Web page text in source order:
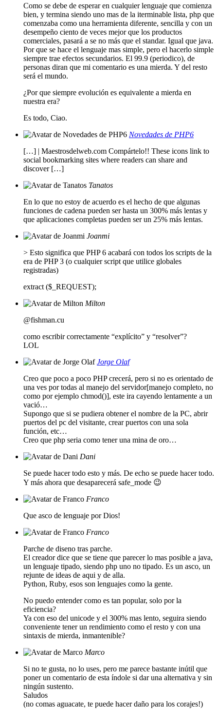
Como se debe de esperar en cualquier lenguaje que comienza
bien, y termina siendo uno mas de la iterminable lista, php que
comenzaba como una herramienta diferente, sencilla y con un
desempeño ciento de veces mejor que los productos
comerciales, pasará a se no más que el standar. Igual que java.
Por que se hace el lenguaje mas simple, pero el hacerlo simple
siempre trae efectos secundarios. El 99.9 (periodico), de
personas diran que mi comentario es una mierda. Y del resto
será el mundo.
¿Por que siempre evolución es equivalente a mierda en
nuestra era?
Es todo, Ciao.
Novedades de PHP6
[…] | Maestrosdelweb.com Compártelo!! These icons link to
social bookmarking sites where readers can share and
discover […]
Tanatos
En lo que no estoy de acuerdo es el hecho de que algunas
funciones de cadena pueden ser hasta un 300% más lentas y
que aplicaciones completas pueden ser un 25% más lentas.
Joanmi
> Esto significa que PHP 6 acabará con todos los scripts de la
era de PHP 3 (o cualquier script que utilice globales
registradas)
extract ($_REQUEST);
Milton
@fishman.cu
como escribir correctamente “explícito” y “resolver”?
LOL
Jorge Olaf
Creo que poco a poco PHP crecerá, pero si no es orientado de
una ves por todas al manejo del servidor[manejo completo, no
como por ejemplo chmod()], este ira cayendo lentamente a un
vació…
Supongo que si se pudiera obtener el nombre de la PC, abrir
puertos del pc del visitante, crear puertos con una sola
función, etc…
Creo que php seria como tener una mina de oro…
Dani
Se puede hacer todo esto y más. De echo se puede hacer todo.
Y más ahora que desaparecerá safe_mode 😉
Franco
Que asco de lenguaje por Dios!
Franco
Parche de diseno tras parche.
El creador dice que se tiene que parecer lo mas posible a java,
un lenguaje tipado, siendo php uno no tipado. Es un asco, un
rejunte de ideas de aqui y de alla.
Python, Ruby, esos son lenguajes como la gente.
No puedo entender como es tan popular, solo por la
eficiencia?
Ya con eso del unicode y el 300% mas lento, seguira siendo
conveniente tener un rendimiento como el resto y con una
sintaxis de mierda, inmantenible?
Marco
Si no te gusta, no lo uses, pero me parece bastante inútil que
poner un comentario de esta índole si dar una alternativa y sin
ningún sustento.
Saludos
(no comas aguacate, te puede hacer daño para los corajes!)